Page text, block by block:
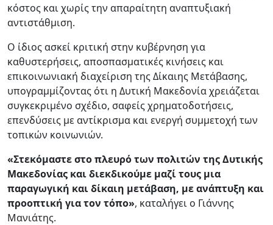
κόστος και χωρίς την απαραίτητη αναπτυξιακή
αντιστάθμιση.
Ο ίδιος ασκεί κριτική στην κυβέρνηση για
καθυστερήσεις, αποσπασματικές κινήσεις και
επικοινωνιακή διαχείριση της Δίκαιης Μετάβασης,
υπογραμμίζοντας ότι η Δυτική Μακεδονία χρειάζεται
συγκεκριμένο σχέδιο, σαφείς χρηματοδοτήσεις,
επενδύσεις με αντίκρισμα και ενεργή συμμετοχή των
τοπικών κοινωνιών.
«Στεκόμαστε στο πλευρό των πολιτών της Δυτικής
Μακεδονίας και διεκδικούμε μαζί τους μια
παραγωγική και δίκαιη μετάβαση, με ανάπτυξη και
προοπτική για τον τόπο», καταλήγει ο Γιάννης
Μανιάτης.